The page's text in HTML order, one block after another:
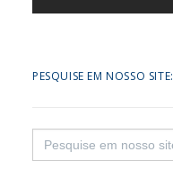
PESQUISE EM NOSSO SITE:
Search
for: